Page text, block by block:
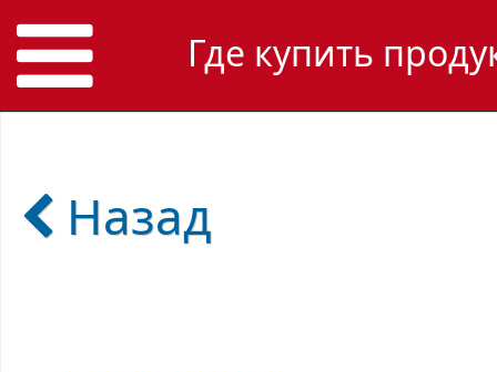
Где купить
Назад